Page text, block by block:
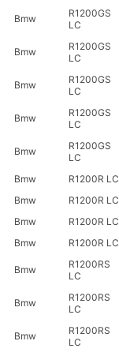
Bmw
R1200GS
LC
Bmw
R1200GS
LC
Bmw
R1200GS
LC
Bmw
R1200GS
LC
Bmw
R1200GS
LC
Bmw R1200R LC
Bmw
R1200R LC
Bmw
R1200R LC
Bmw
R1200R LC
Bmw
R1200RS
LC
Bmw
R1200RS
LC
Bmw
R1200RS
LC